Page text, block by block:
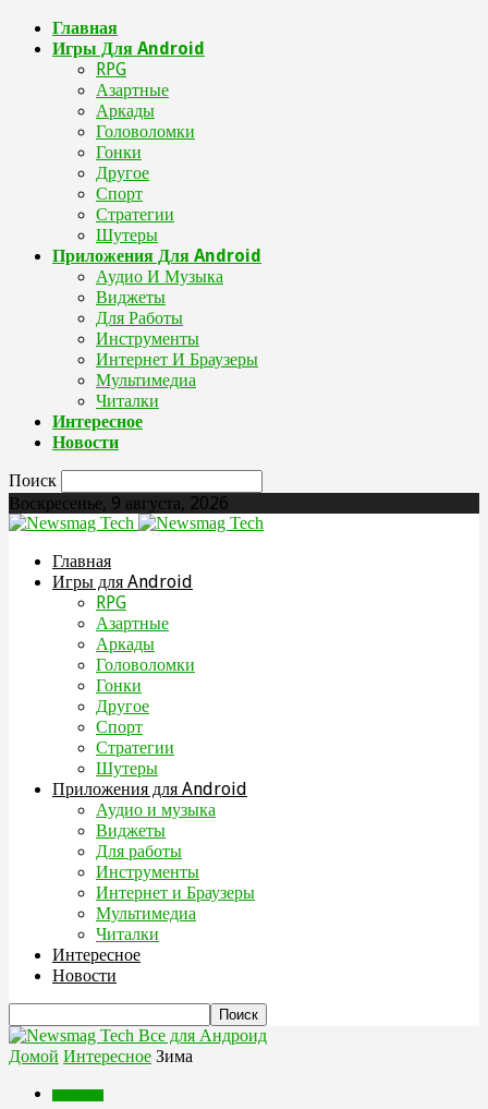
Главная
Игры Для Android
RPG
Азартные
Аркады
Головоломки
Гонки
Другое
Спорт
Стратегии
Шутеры
Приложения Для Android
Аудио И Музыка
Виджеты
Для Работы
Инструменты
Интернет И Браузеры
Мультимедиа
Читалки
Интересное
Новости
Поиск
Воскресенье, 9 августа, 2026
Главная
Игры для Android
RPG
Азартные
Аркады
Головоломки
Гонки
Другое
Спорт
Стратегии
Шутеры
Приложения для Android
Аудио и музыка
Виджеты
Для работы
Инструменты
Интернет и Браузеры
Мультимедиа
Читалки
Интересное
Новости
Все для Андроид
Домой Интересное Зима